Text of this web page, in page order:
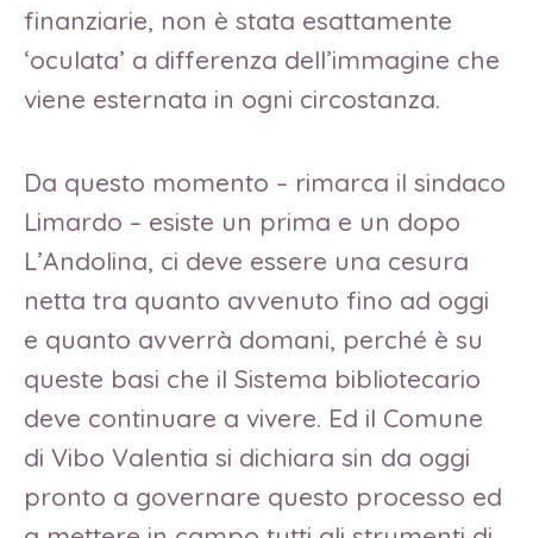
finanziarie, non è stata esattamente
‘oculata’ a differenza dell’immagine che
viene esternata in ogni circostanza.
Da questo momento – rimarca il sindaco
Limardo – esiste un prima e un dopo
L’Andolina, ci deve essere una cesura
netta tra quanto avvenuto fino ad oggi
e quanto avverrà domani, perché è su
queste basi che il Sistema bibliotecario
deve continuare a vivere. Ed il Comune
di Vibo Valentia si dichiara sin da oggi
pronto a governare questo processo ed